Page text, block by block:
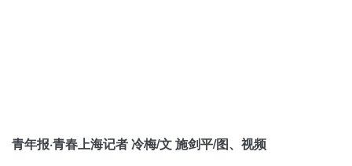
青年报·青春上海记者 冷梅/文 施剑平/图、视频